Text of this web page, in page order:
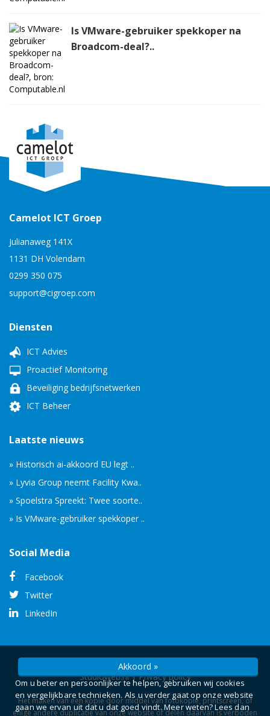
Is VMware-gebruiker spekkoper na
Broadcom-deal?..
Camelot ICT Groep
Julianaweg 141X
1131 DH Volendam
0299 350 075
support@cigroep.com
Diensten
ICT Advies
Proactief Monitoring
Beveiliging bedrijfsnetwerken
ICT Beheer
Laatste nieuws
» Historisch ai-akkoord EU legt ..
» Lyvia Group neemt Facility Kwa..
» Spoelstra Spreekt: Twee soorte..
» Is VMware-gebruiker spekkoper ..
Social Media
Facebook
Twitter
LinkedIn
Camelot ICT Groep
Studioweb.nl|Privacy policy
Het maken van een kopie door middel van fotokopie, printscreen, of
enige andere duplicatie van onze website of delen daarvan is verboden
Akkoord »
Om u beter en persoonlijker te helpen, gebruiken wij cookies
en vergelijkbare technieken. Als u verder gaat op onze website
gaan we ervan uit dat u dat goed vindt. Meer weten? Lees dan